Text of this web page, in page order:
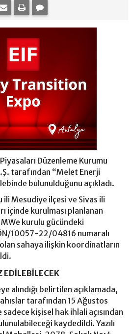
Düzenleme Kurumu
tarafından “Melet Enerji
bulunulduğunu açıkladı.
Mesudiye ilçesi ve Sivas ili
içinde kurulması planlanan
kurulu gücündeki
10057-22/04816 numaralı
sahaya ilişkin koordinatların
EDİLEBİLECEK
alındığı belirtilen açıklamada,
tarafından 15 Ağustos
kişisel hak ihlali açısından
kaydedildi. Yazılı